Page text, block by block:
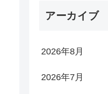
アーカイブ
2026年8月
2026年7月